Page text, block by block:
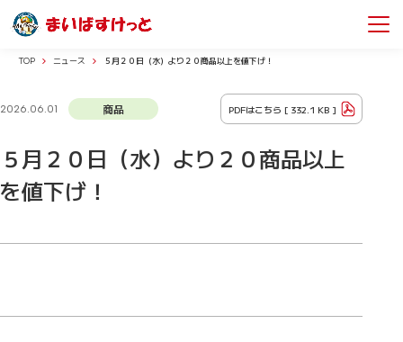
TOP ニュース ５月２０日（水）より２０商品以上を値下げ！
2026.06.01 商品 PDFはこちら [ 332.1 KB ]
５月２０日（水）より２０商品以上
を値下げ！